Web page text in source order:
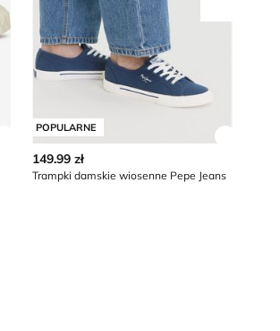
Zobacz szczegóły produktu
POPULARNE
149.99 zł
Trampki damskie wiosenne Pepe Jeans